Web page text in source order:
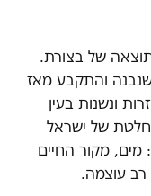
של בצורת.
והתקבע מאז
ונשנות בעין
של ישראל
מקור החיים
רב עוצמה.